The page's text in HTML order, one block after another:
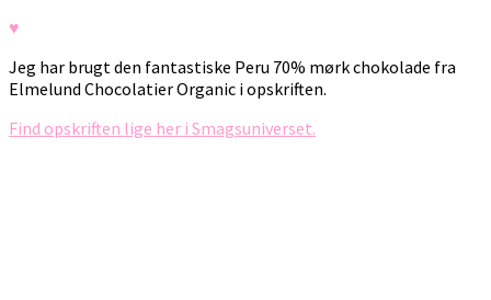
♥
Jeg har brugt den fantastiske Peru 70% mørk chokolade fra
Elmelund Chocolatier Organic i opskriften.
Find opskriften lige her i Smagsuniverset.